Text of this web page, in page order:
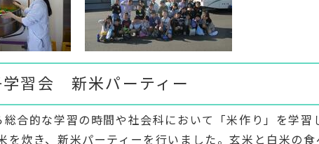
習会 新米パーティー
合的な学習の時間や社会科において「米作り」を学習
炊き、新米パーティーを行いました。玄米と白米の食